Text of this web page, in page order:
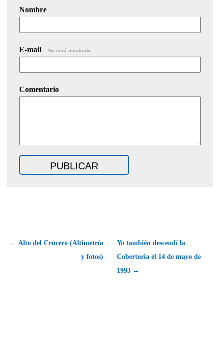
Nombre
E-mail No será mostrado.
Comentario
← Alto del Crucero (Altimetría
y fotos)
Yo también descendí la
Cobertoria el 14 de mayo de
1993 →